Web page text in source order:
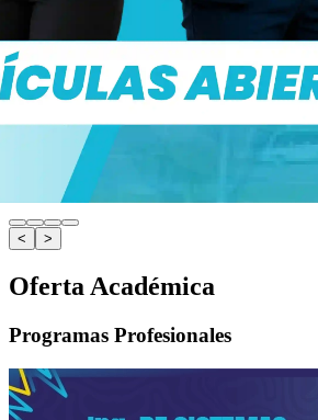
< >
Oferta Académica
Programas Profesionales